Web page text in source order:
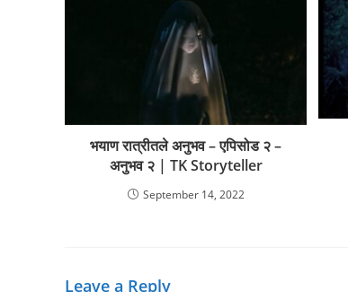
भयाण रात्रीतले अनुभव – एपिसोड २ –
अनुभव २ | TK Storyteller
September 14, 2022
Leave a Reply